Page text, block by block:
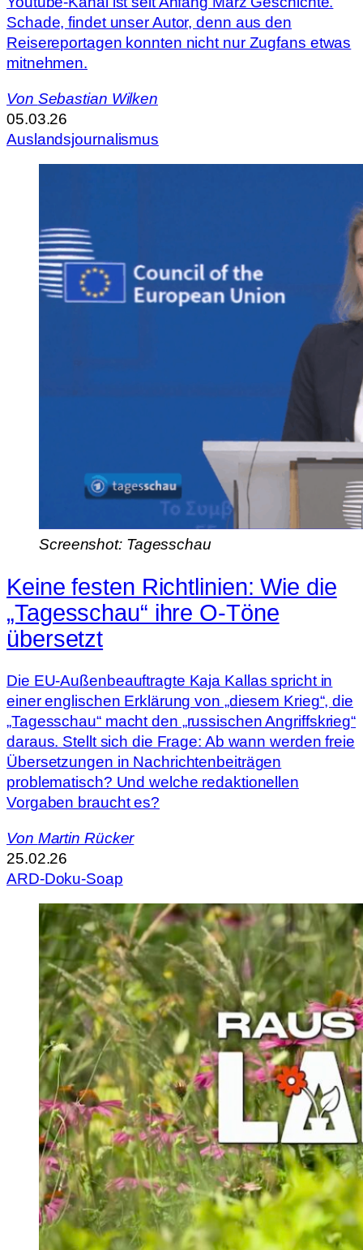
Schade, findet unser Autor, denn aus den
Reisereportagen konnten nicht nur Zugfans etwas
mitnehmen.
Von Sebastian Wilken
05.03.26
Auslandsjournalismus
Screenshot: Tagesschau
Keine festen Richtlinien: Wie die
„Tagesschau“ ihre O-Töne
übersetzt
Die EU-Außenbeauftragte Kaja Kallas spricht in
einer englischen Erklärung von „diesem Krieg“, die
„Tagesschau“ macht den „russischen Angriffskrieg“
daraus. Stellt sich die Frage: Ab wann werden freie
Übersetzungen in Nachrichtenbeiträgen
problematisch? Und welche redaktionellen
Vorgaben braucht es?
Von Martin Rücker
25.02.26
ARD-Doku-Soap